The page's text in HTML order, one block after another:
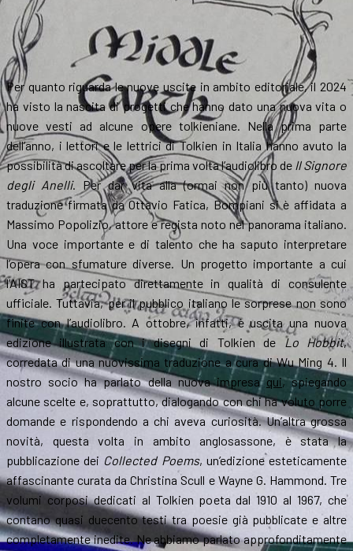
Per quanto riguarda le nuove uscite in ambito editoriale, il 2024
ha visto la nascita di progetti che hanno dato una nuova vita o
nuove vesti ad alcune opere tolkieniane. Nella prima parte
dell’anno, i lettori e le lettrici di Tolkien in Italia hanno avuto la
possibilità di ascoltare per la prima volta l’audiolibro de Il Signore
degli Anelli. Per dar vita alla (ormai non più tanto) nuova
traduzione firmata da Ottavio Fatica, Bompiani si è affidata a
Massimo Popolizio, attore e regista noto nel panorama italiano.
Una voce importante e di talento che ha saputo interpretare
l’opera con sfumature diverse. Un progetto importante a cui
l’AIST ha partecipato direttamente in qualità di consulente
ufficiale. Tuttavia, per il pubblico italiano le sorprese non sono
finite con l’audiolibro. A ottobre, infatti, è uscita una nuova
edizione illustrata con i disegni di Tolkien de Lo Hobbit,
corredata di una nuovissima traduzione a cura di Wu Ming 4. Il
nostro socio ha parlato della nuova impresaqui, spiegando
alcune scelte e, soprattutto, dialogando con chi ha voluto porre
domande e rispondendo a chi aveva curiosità. Un’altra grossa
novità, questa volta in ambito anglosassone, è stata la
pubblicazione dei Collected Poems, un’edizione esteticamente
affascinante curata da Christina Scull e Wayne G. Hammond. Tre
volumi corposi dedicati al Tolkien poeta dal 1910 al 1967, che
contano quasi duecento testi tra poesie già pubblicate e altre
completamente inedite. Ne abbiamo parlato approfonditamente